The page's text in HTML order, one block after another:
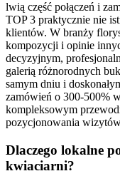
lwią część połączeń i
TOP 3 praktycznie nie
klientów. W branży
kompozycji i opinie
decyzyjnym,
galerią różnorodnych
samym dniu i
zamówień o 300-500%
kompleksowym
pozycjonowania
Dlaczego lokalne
kwiaciarni?